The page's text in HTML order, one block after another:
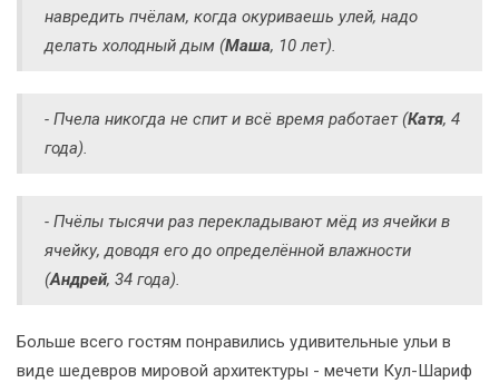
навредить пчёлам, когда окуриваешь улей, надо
делать холодный дым (Маша, 10 лет).
- Пчела никогда не спит и всё время работает (Катя, 4
года).
- Пчёлы тысячи раз перекладывают мёд из ячейки в
ячейку, доводя его до определённой влажности
(Андрей, 34 года).
Больше всего гостям понравились удивительные ульи в
виде шедевров мировой архитектуры - мечети Кул-Шариф